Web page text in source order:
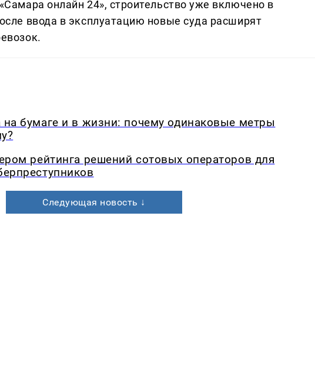
онлайн 24», строительство уже включено в
ввода в эксплуатацию новые суда расширят
на бумаге и в жизни: почему одинаковые метры
рейтинга решений сотовых операторов для
Следующая новость ↓